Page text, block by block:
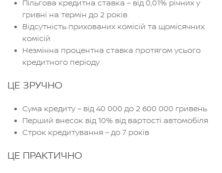
Пільгова кредитна ставка – від 0,01% річних у
гривні на термін до 2 років
Відсутність прихованих комісій та щомісячних
комісій
Незмінна процентна ставка протягом усього
кредитного періоду
ЦЕ ЗРУЧНО
Сума кредиту – від 40 000 до 2 600 000 гривень
Перший внесок від 10% від вартості автомобіля
Строк кредитування – до 7 років
ЦЕ ПРАКТИЧНО